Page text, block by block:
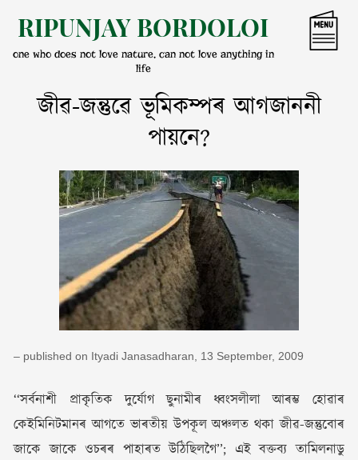
content
RIPUNJAY BORDOLOI
one who does not love nature, can not love anything in
life
জীৱ-জন্তুৱে ভূমিকম্পৰ আগজাননী
পায়নে?
– published on Ityadi Janasadharan, 13 September, 2009
‘‘সৰ্বনাশী প্ৰাকৃতিক দুৰ্যোগ ছুনামীৰ ধ্বংসলীলা আৰম্ভ হোৱাৰ
কেইমিনিটমানৰ আগতে ভাৰতীয় উপকূল অঞ্চলত থকা জীৱ-জন্তুবোৰ
জাকে জাকে ওচৰৰ পাহাৰত উঠিছিলগৈ’’; এই বক্তব্য তামিলনাডু